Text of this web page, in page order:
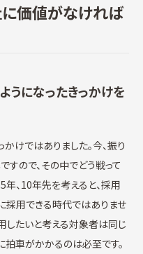
価値がなければ
うになったきっかけを
けではありました。今、振り
ので、その中でどう戦って
年、10年先を考えると、採用
採用できる時代ではありませ
したいと考える対象者は同じ
拍車がかかるのは必至です。